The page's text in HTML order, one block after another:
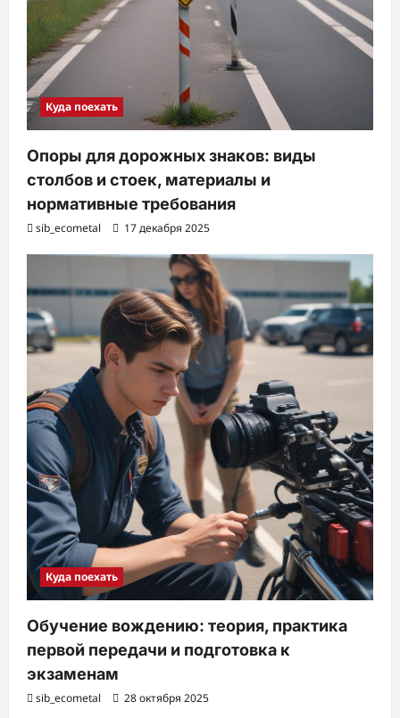
Куда поехать
Опоры для дорожных знаков: виды
столбов и стоек, материалы и
нормативные требования
sib_ecometal 17 декабря 2025
Куда поехать
Обучение вождению: теория, практика
первой передачи и подготовка к
экзаменам
sib_ecometal 28 октября 2025